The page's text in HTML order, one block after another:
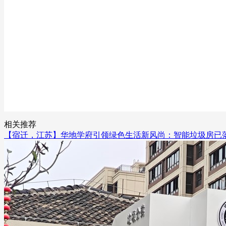
相关推荐
【宿迁，江苏】华地学府引领绿色生活新风尚：智能垃圾房已